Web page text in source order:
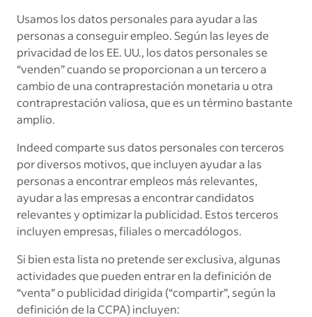
Usamos los datos personales para ayudar a las
personas a conseguir empleo. Según las leyes de
privacidad de los EE. UU., los datos personales se
“venden” cuando se proporcionan a un tercero a
cambio de una contraprestación monetaria u otra
contraprestación valiosa, que es un término bastante
amplio.
Indeed comparte sus datos personales con terceros
por diversos motivos, que incluyen ayudar a las
personas a encontrar empleos más relevantes,
ayudar a las empresas a encontrar candidatos
relevantes y optimizar la publicidad. Estos terceros
incluyen empresas, filiales o mercadólogos.
Si bien esta lista no pretende ser exclusiva, algunas
actividades que pueden entrar en la definición de
“venta” o publicidad dirigida (“compartir”, según la
definición de la CCPA) incluyen: